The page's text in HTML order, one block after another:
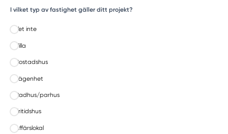
I vilket typ av fastighet gäller ditt projekt?
Vet inte
Villa
Bostadshus
Lägenhet
Radhus/parhus
Fritidshus
Affärslokal